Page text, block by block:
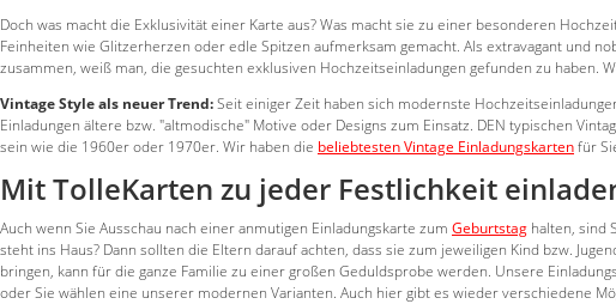
Doch was macht die Exklusivität einer Karte aus? Was macht sie zu einer besonderen
Feinheiten wie Glitzerherzen oder edle Spitzen aufmerksam gemacht. Als extravagant und
zusammen, weiß man, die gesuchten exklusiven Hochzeitseinladungen gefunden zu
Vintage Style als neuer Trend:Seit einiger Zeit haben sich modernste
Einladungen ältere bzw. "altmodische" Motive oder Designs zum Einsatz. DEN typischen
sein wie die 1960er oder 1970er. Wir haben die beliebtesten Vintage Einladungskartenfür
Mit TolleKarten zu jeder Festlichkeit
Auch wenn Sie Ausschau nach einer anmutigen Einladungskarte zum Geburtstag halten, sind
steht ins Haus? Dann sollten die Eltern darauf achten, dass sie zum jeweiligen Kind bzw.
bringen, kann für die ganze Familie zu einer großen Geduldsprobe werden. Unsere
oder Sie wählen eine unserer modernen Varianten. Auch hier gibt es wieder verschiedene